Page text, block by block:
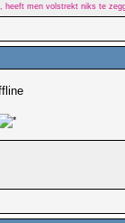
heeft men volstrekt niks te